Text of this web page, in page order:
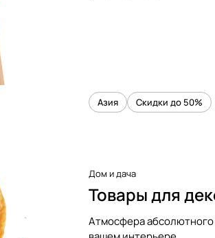
Азия Скидки до 50%
Дом и дача
Товары для
Атмосфера абсолютного